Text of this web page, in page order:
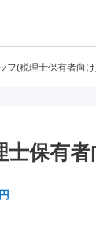
フ(税理士保有者向
士保有者